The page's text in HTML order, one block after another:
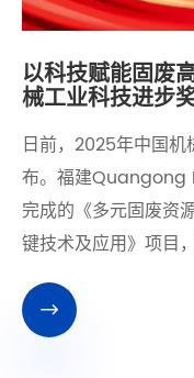
以科技赋能固废
械工业科技进步
日前，2025年中国
布。福建Quangong
完成的《多元固废资
键技术及应用》项目
